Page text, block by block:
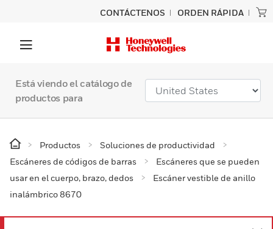
CONTÁCTENOS ORDEN RÁPIDA
Está viendo el catálogo de
productos para
Productos
Soluciones de productividad
Escáneres de códigos de barras
Escáneres que se pueden
usar en el cuerpo, brazo, dedos
Escáner vestible de anillo
inalámbrico 8670